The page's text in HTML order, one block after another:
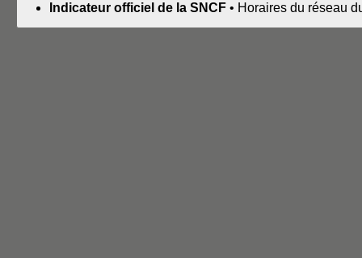
Indicateur officiel de la SNCF • Horaires du réseau